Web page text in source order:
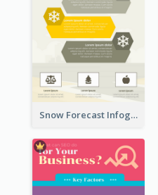
Snow Forecast Infographic